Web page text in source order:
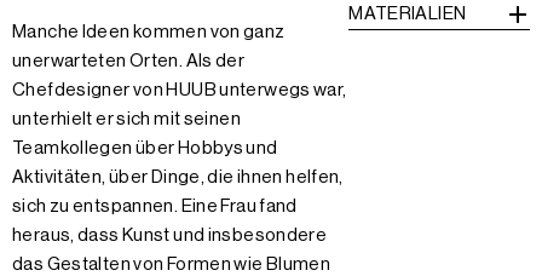
Manche Ideen kommen von ganz
unerwarteten Orten. Als der
Chefdesigner von HUUB unterwegs war,
unterhielt er sich mit seinen
Teamkollegen über Hobbys und
Aktivitäten, über Dinge, die ihnen helfen,
sich zu entspannen. Eine Frau fand
heraus, dass Kunst und insbesondere
das Gestalten von Formen wie Blumen
MATERIALIEN